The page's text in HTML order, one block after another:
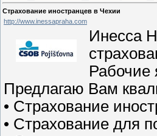
Страхование иностранцев в Чехии
http://www.inessapraha.com
Инесса
Рабочие
Предлагаю Вам
• Страхование
• Страхование для